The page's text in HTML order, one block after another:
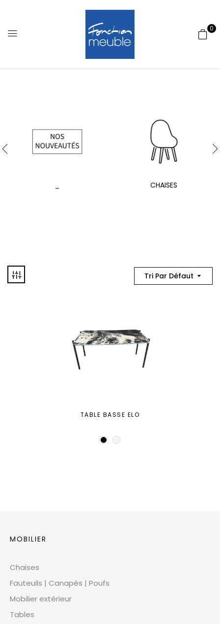
0
CHAISES
Tri Par Défaut
TABLE BASSE ELO
MOBILIER
Chaises
Fauteuils | Canapés | Poufs
Mobilier extérieur
Tables